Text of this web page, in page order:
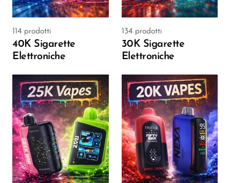
114 prodotti
40K Sigarette
Elettroniche
134 prodotti
30K Sigarette
Elettroniche